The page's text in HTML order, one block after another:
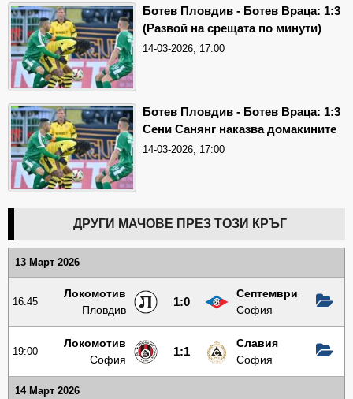
Ботев Пловдив - Ботев Враца: 1:3
(Развой на срещата по минути)
14-03-2026, 17:00
Ботев Пловдив - Ботев Враца: 1:3
Сени Санянг наказва домакините
14-03-2026, 17:00
ДРУГИ МАЧОВЕ ПРЕЗ ТОЗИ КРЪГ
13 Март 2026
16:45
Локомотив
Пловдив
1:0
Септември
София
19:00
Локомотив
София
1:1
Славия
София
14 Март 2026